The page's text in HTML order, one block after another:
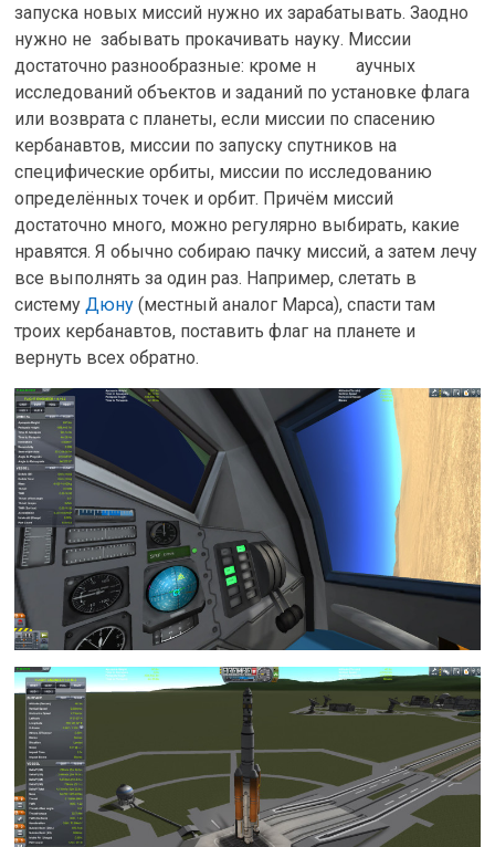
запуска новых миссий нужно их зарабатывать. Заодно
нужно не забывать прокачивать науку. Миссии
достаточно разнообразные: кроме н аучных
исследований объектов и заданий по установке флага
или возврата с планеты, если миссии по спасению
кербанавтов, миссии по запуску спутников на
специфические орбиты, миссии по исследованию
определённых точек и орбит. Причём миссий
достаточно много, можно регулярно выбирать, какие
нравятся. Я обычно собираю пачку миссий, а затем лечу
все выполнять за один раз. Например, слетать в
системуДюну (местный аналог Марса), спасти там
троих кербанавтов, поставить флаг на планете и
вернуть всех обратно.